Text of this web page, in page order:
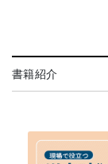
書籍紹介